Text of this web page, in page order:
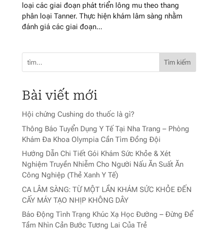
loại các giai đoạn phát triển lông mu theo thang
phân loại Tanner. Thực hiện khám lâm sàng nhằm
đánh giá các giai đoạn...
Tìm kiếm
Bài viết mới
Hội chứng Cushing do thuốc là gì?
Thông Báo Tuyển Dụng Y Tế Tại Nha Trang – Phòng
Khám Đa Khoa Olympia Cần Tìm Đồng Đội
Hướng Dẫn Chi Tiết Gói Khám Sức Khỏe & Xét
Nghiệm Truyền Nhiễm Cho Người Nấu Ăn Suất Ăn
Công Nghiệp (Thẻ Xanh Y Tế)
CA LÂM SÀNG: TỪ MỘT LẦN KHÁM SỨC KHỎE ĐẾN
CẤY MÁY TẠO NHỊP KHÔNG DÂY
Báo Động Tình Trạng Khúc Xạ Học Đường – Đừng Để
Tầm Nhìn Cản Bước Tương Lai Của Trẻ